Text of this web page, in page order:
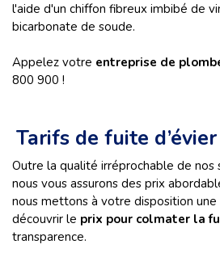
l'aide d'un chiffon fibreux imbibé de
bicarbonate de soude.
Appelez votre entreprise de
800 900 !
Tarifs de fuite
Outre la qualité irréprochable de nos
nous vous assurons des prix
nous mettons à votre disposition une
découvrir le prix pour colmater la
transparence.